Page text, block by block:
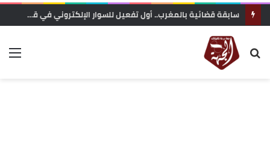
سابقة قضائية بالمغرب.. أول تفعيل للسوار الإلكتروني في قضايا الشيك يدخل حيز التنفيذ